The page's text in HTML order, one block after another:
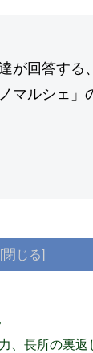
が回答する
マルシェ
、長所の裏返